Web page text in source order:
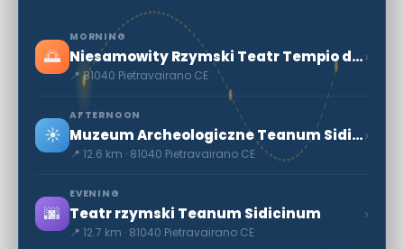
🌅
MORNING
Niesamowity Rzymski Teatr Tempio di Pietravairano
📍 81040 Pietravairano CE
›
☀️
AFTERNOON
Muzeum Archeologiczne Teanum Sidicinum
📍 12.6 km · 81040 Pietravairano CE
›
🌆
EVENING
Teatr rzymski Teanum Sidicinum
📍 12.7 km · 81040 Pietravairano CE
›